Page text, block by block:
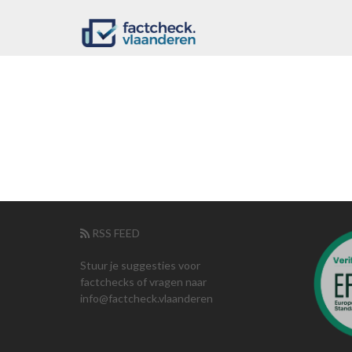
RSS FEED
Stuur je suggesties voor
factchecks of vragen naar
info@factcheck.vlaanderen